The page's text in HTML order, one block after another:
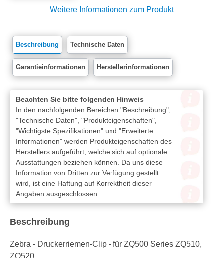
Weitere Informationen zum Produkt
Beschreibung Technische Daten
Garantieinformationen Herstellerinformationen
Beachten Sie bitte folgenden Hinweis
In den nachfolgenden Bereichen "Beschreibung",
"Technische Daten", "Produkteigenschaften",
"Wichtigste Spezifikationen" und "Erweiterte
Informationen" werden Produkteigenschaften des
Herstellers aufgeführt, welche sich auf optionale
Ausstattungen beziehen können. Da uns diese
Information von Dritten zur Verfügung gestellt
wird, ist eine Haftung auf Korrektheit dieser
Angaben ausgeschlossen
Beschreibung
Zebra - Druckerriemen-Clip - für ZQ500 Series ZQ510,
ZQ520